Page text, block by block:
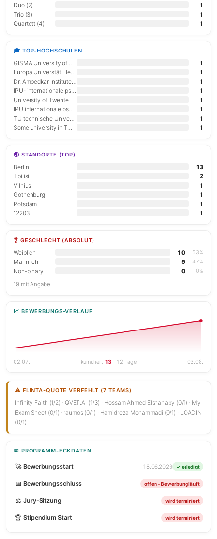
Duo (2)
1
Trio (3)
1
Quartett (4)
1
🎓 TOP-HOCHSCHULEN
1
Europa Universtät Flensburg
1
Dr. Ambedkar Institute of Technology Bangalore
1
IPU- internationale psychoanalytische Universität
1
University of Twente
1
IPU internationale psychoanalytische Universität
1
1
1
🌏 STANDORTE (TOP)
Berlin
13
Tbilisi
2
Vilnius
1
Gothenburg
1
Potsdam
1
12203
1
⚧ GESCHLECHT (ABSOLUT)
Weiblich 10 53%
Männlich 9 47%
Non-binary 0
0%
19 mit Angabe
📈 BEWERBUNGS-VERLAUF
02.07. kumuliert 13 · 12 Tage 03.08.
⚠ FLINTA-QUOTE VERFEHLT (7 TEAMS)
Infinity Faith (1/2) · QVET.AI (1/3) · Hossam Ahmed Elshahaby (0/1) · My
Exam Sheet (0/1) · raumos (0/1) · Hamidreza Mohammadi (0/1) · LOADIN
(0/1)
📅 PROGRAMM-ECKDATEN
🚀 Bewerbungsstart 18.06.2026 ✓ erledigt
📅 Bewerbungsschluss – offen – Bewerbung läuft
⚖ Jury-Sitzung – wird terminiert
🏆 Stipendium Start – wird terminiert